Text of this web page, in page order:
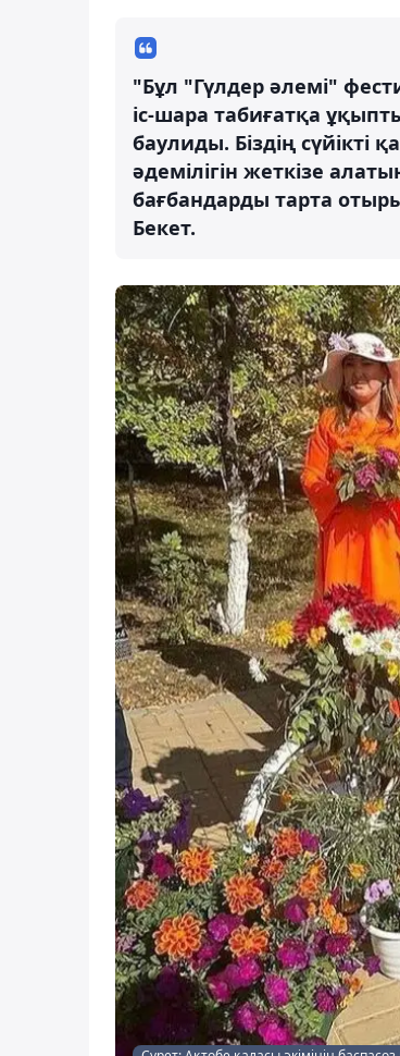
"Бұл "Гүлдер әлемі"
іс-шара табиғатқа
баулиды. Біздің
әдемілігін жеткізе
бағбандарды тарта
Бекет.